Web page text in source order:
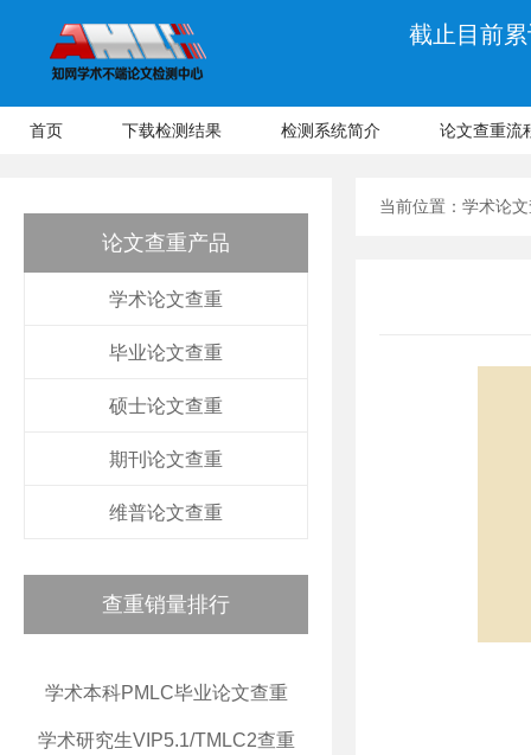
截止目前
首页 下载检测结果 检测系统简介 论文查重流
论文查重产品
学术论文查重
毕业论文查重
硕士论文查重
期刊论文查重
维普论文查重
查重销量排行
学术本科PMLC毕业论文查重
学术研究生VIP5.1/TMLC2查重
当前位置： 学术论